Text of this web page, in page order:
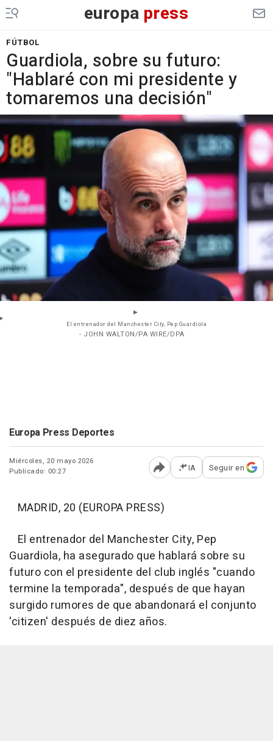
europa press
FÚTBOL
Guardiola, sobre su futuro:
"Hablaré con mi presidente y
tomaremos una decisión"
El entrenador del Manchester City, Pep Guardiola
- JOHN WALTON/PA WIRE/DPA
Europa Press Deportes
Miércoles, 20 mayo 2026
Publicado: 00:27
Abrir opciones para
IA Seguir en
MADRID, 20 (EUROPA PRESS)
El entrenador del Manchester City, Pep
Guardiola, ha asegurado que hablará sobre su
futuro con el presidente del club inglés "cuando
termine la temporada", después de que hayan
surgido rumores de que abandonará el conjunto
'citizen' después de diez años.